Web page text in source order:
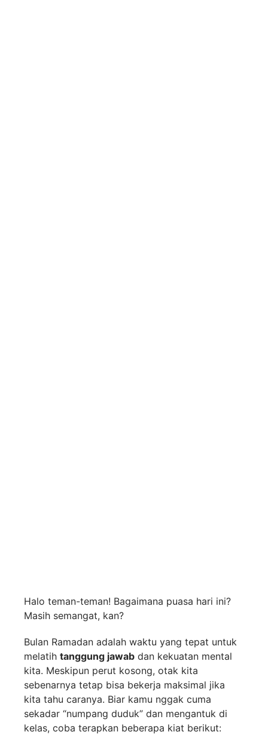
Halo teman-teman! Bagaimana puasa hari ini?
Masih semangat, kan?
Bulan Ramadan adalah waktu yang tepat untuk
melatih tanggung jawab dan kekuatan mental
kita. Meskipun perut kosong, otak kita
sebenarnya tetap bisa bekerja maksimal jika
kita tahu caranya. Biar kamu nggak cuma
sekadar “numpang duduk” dan mengantuk di
kelas, coba terapkan beberapa kiat berikut: